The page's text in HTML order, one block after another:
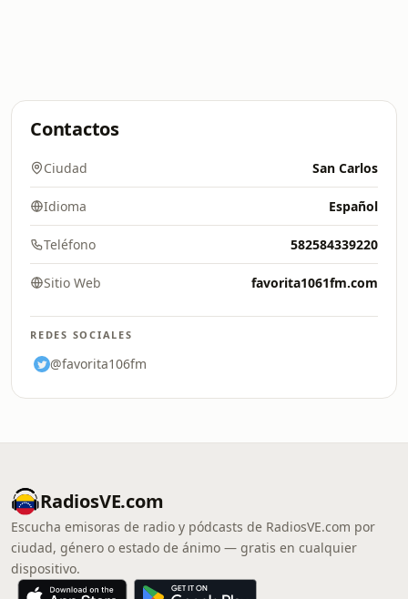
Contactos
Ciudad San Carlos
Idioma Español
Teléfono 582584339220
Sitio Web favorita1061fm.com
REDES SOCIALES
@favorita106fm
RadiosVE.com
Escucha emisoras de radio y pódcasts de RadiosVE.com por
ciudad, género o estado de ánimo — gratis en cualquier
dispositivo.